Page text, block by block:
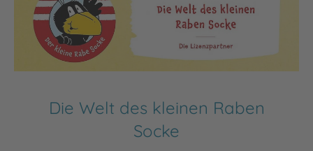
Die Welt des kleinen Raben
Socke